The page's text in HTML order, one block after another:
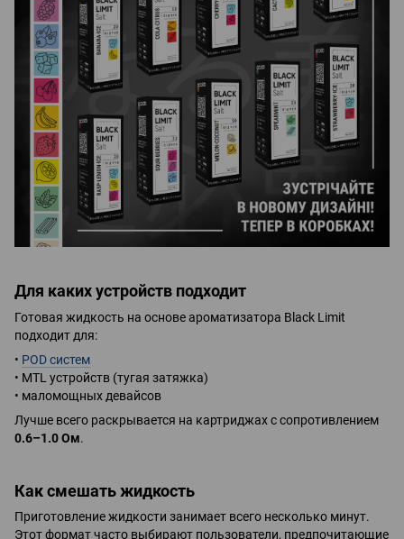
Для каких устройств подходит
Готовая жидкость на основе ароматизатора Black Limit
подходит для:
• POD систем
• MTL устройств (тугая затяжка)
• маломощных девайсов
Лучше всего раскрывается на картриджах с сопротивлением
0.6–1.0 Ом.
Как смешать жидкость
Приготовление жидкости занимает всего несколько минут.
Этот формат часто выбирают пользователи, предпочитающие